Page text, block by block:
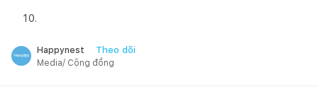
Happynest Theo dõi
Media/ Cộng đồng